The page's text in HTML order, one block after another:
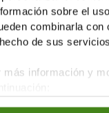
sobre el
combinarla
de sus
más información y